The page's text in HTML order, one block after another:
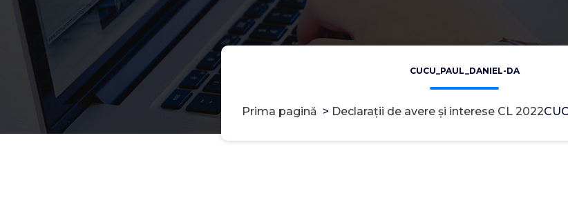
CUCU_PAUL_DANIEL-DA
Prima pagină > Declarații de avere și interese CL 2022